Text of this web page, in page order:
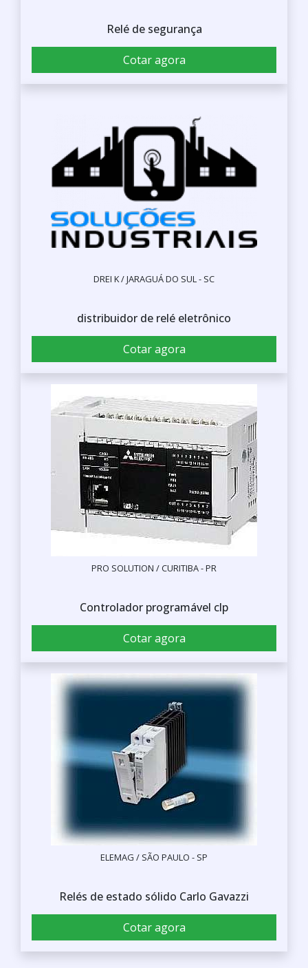
Relé de segurança
Cotar agora
DREI K / JARAGUÁ DO SUL - SC
distribuidor de relé eletrônico
Cotar agora
PRO SOLUTION / CURITIBA - PR
Controlador programável clp
Cotar agora
ELEMAG / SÃO PAULO - SP
Relés de estado sólido Carlo Gavazzi
Cotar agora